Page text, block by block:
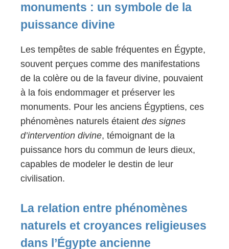
monuments : un symbole de la
puissance divine
Les tempêtes de sable fréquentes en Égypte,
souvent perçues comme des manifestations
de la colère ou de la faveur divine, pouvaient
à la fois endommager et préserver les
monuments. Pour les anciens Égyptiens, ces
phénomènes naturels étaient des signes
d’intervention divine, témoignant de la
puissance hors du commun de leurs dieux,
capables de modeler le destin de leur
civilisation.
La relation entre phénomènes
naturels et croyances religieuses
dans l’Égypte ancienne